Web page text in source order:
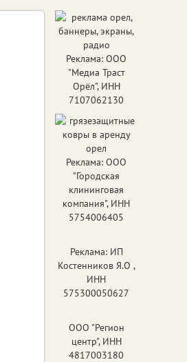
Реклама: ООО
"Медиа Траст
Орёл", ИНН
7107062130
Реклама: ООО
"Городская
клининговая
компания", ИНН
5754006405
Реклама: ИП
Костенников Я.О ,
ИНН
575300050627
ООО "Регион
центр", ИНН
4817003180